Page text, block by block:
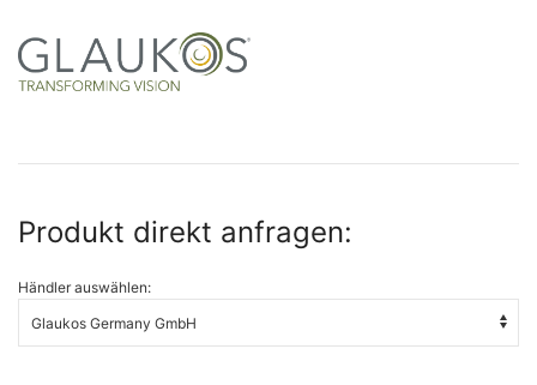
Produkt direkt anfragen:
Händler auswählen: